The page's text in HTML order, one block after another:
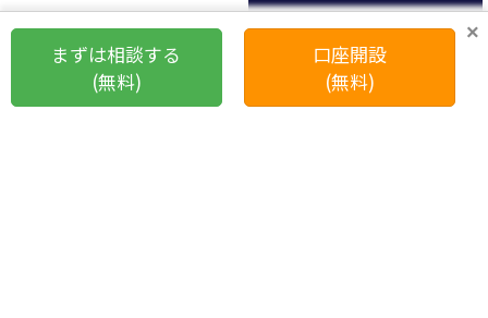
お問い合わせ一覧
会社概要
×
まずは相談する
(無料)
口座開設
(無料)